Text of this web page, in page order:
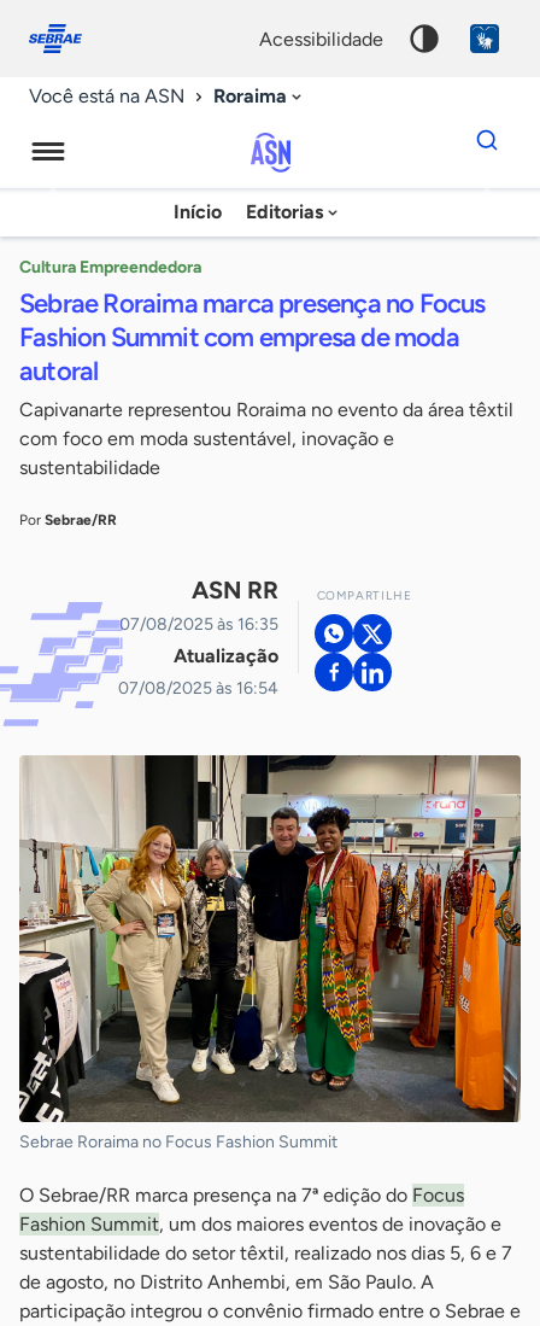
conosco
acessibilidade
Você está na ASN Roraima
Agência
Sebrae
Notícias
Início Editorias
Dados
para
chave
Cultura Empreendedora
Sebrae Roraima marca presença no Focus
Fashion Summit com empresa de moda
autoral
Capivanarte representou Roraima no evento da área têxtil
com foco em moda sustentável, inovação e
sustentabilidade
Por Sebrae/RR
ASN RR
07/08/2025 às 16:35
Atualização
07/08/2025 às 16:54
COMPARTILHE
Sebrae Roraima no Focus Fashion Summit
O Sebrae/RR marca presença na 7ª edição do Focus
Fashion Summit, um dos maiores eventos de inovação e
sustentabilidade do setor têxtil, realizado nos dias 5, 6 e 7
de agosto, no Distrito Anhembi, em São Paulo. A
participação integrou o convênio firmado entre o Sebrae e